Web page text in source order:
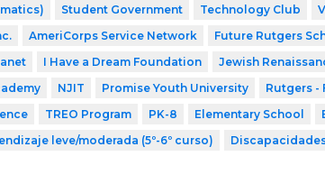
Student Government Technology Club
AmeriCorps Service Network
Future Rutgers
I Have a Dream Foundation
Jewish
NJIT Promise Youth University
Rutgers -
TREO Program PK-8 Elementary School
leve/moderada (5º-6º curso)